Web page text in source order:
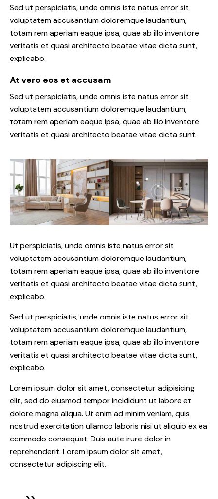
Sed ut perspiciatis, unde omnis iste natus error sit
voluptatem accusantium doloremque laudantium,
totam rem aperiam eaque ipsa, quae ab illo inventore
veritatis et quasi architecto beatae vitae dicta sunt,
explicabo.
At vero eos et accusam
Sed ut perspiciatis, unde omnis iste natus error sit
voluptatem accusantium doloremque laudantium,
totam rem aperiam eaque ipsa, quae ab illo inventore
veritatis et quasi architecto beatae vitae dicta sunt.
Ut perspiciatis, unde omnis iste natus error sit
voluptatem accusantium doloremque laudantium,
totam rem aperiam eaque ipsa, quae ab illo inventore
veritatis et quasi architecto beatae vitae dicta sunt,
explicabo.
Sed ut perspiciatis, unde omnis iste natus error sit
voluptatem accusantium doloremque laudantium,
totam rem aperiam eaque ipsa, quae ab illo inventore
veritatis et quasi architecto beatae vitae dicta sunt,
explicabo.
Lorem ipsum dolor sit amet, consectetur adipisicing
elit, sed do eiusmod tempor incididunt ut labore et
dolore magna aliqua. Ut enim ad minim veniam, quis
nostrud exercitation ullamco laboris nisi ut aliquip ex ea
commodo consequat. Duis aute irure dolor in
reprehenderit. Lorem ipsum dolor sit amet,
consectetur adipiscing elit.